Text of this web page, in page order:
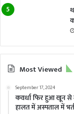
Most Viewed
September 17, 2024
कवर्धा फिर हुआ खून से
हालत में अस्पताल में